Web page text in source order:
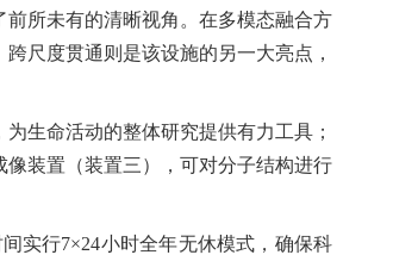
所未有的清晰视角。在多模态融合方
尺度贯通则是该设施的另一大亮点，
生命活动的整体研究提供有力工具；
装置（装置三），可对分子结构进行
实行7×24小时全年无休模式，确保科